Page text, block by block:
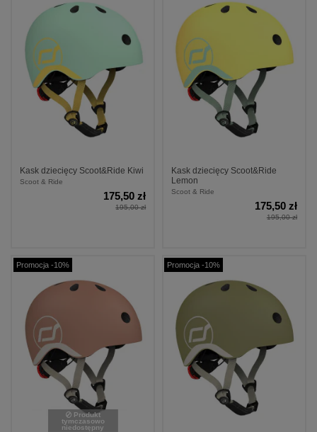
Kask dziecięcy Scoot&Ride Kiwi
Scoot & Ride
175,50 zł
195,00 zł
Kask dziecięcy Scoot&Ride
Lemon
Scoot & Ride
175,50 zł
195,00 zł
Promocja -10%
Produkt
tymczasowo
niedostępny
Promocja -10%